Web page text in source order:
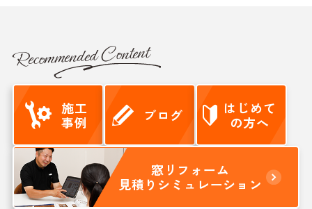
Recommended Content
施工
事例
ブログ
はじめて
の方へ
窓リフォーム
見積りシミュレーション